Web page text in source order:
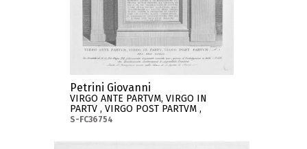
Petrini Giovanni
VIRGO ANTE PARTVM, VIRGO IN
PARTV , VIRGO POST PARTVM ,
S-FC36754